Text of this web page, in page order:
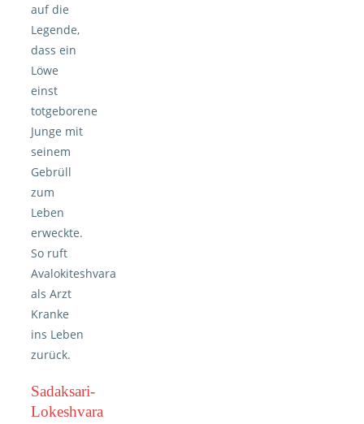
auf die
Legende,
dass ein
Löwe
einst
totgeborene
Junge mit
seinem
Gebrüll
zum
Leben
erweckte.
So ruft
Avalokiteshvara
als Arzt
Kranke
ins Leben
zurück.
Sadaksari-
Lokeshvara